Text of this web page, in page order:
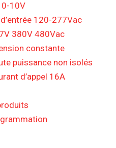
0-10V
120-277Vac
380V 480Vac
constante
puissance non isolés
d’appel 16A